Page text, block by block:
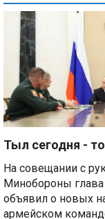
уничтожил
ВСУ в
области
Главы
подписали
e‑торговле,
ученым
Хотите
городах —
отдалённые
Тыл сегодня -
На совещании с
Минобороны глава
объявил о новых
армейском